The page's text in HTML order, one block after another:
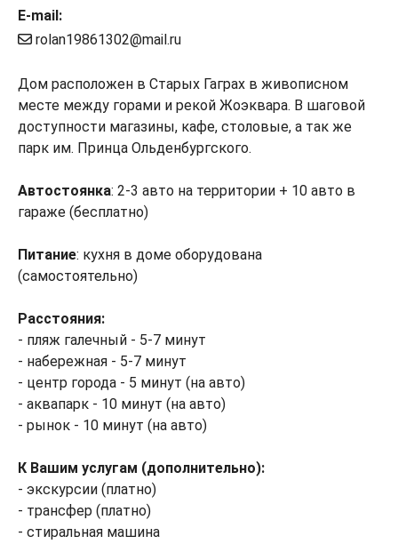
E-mail:
rolan19861302@mail.ru
Дом расположен в Старых Гаграх в живописном
месте между горами и рекой Жоэквара. В шаговой
доступности магазины, кафе, столовые, а так же
парк им. Принца Ольденбургского.
Автостоянка: 2-3 авто на территории + 10 авто в
гараже (бесплатно)
Питание: кухня в доме оборудована
(самостоятельно)
Расстояния:
- пляж галечный - 5-7 минут
- набережная - 5-7 минут
- центр города - 5 минут (на авто)
- аквапарк - 10 минут (на авто)
- рынок - 10 минут (на авто)
К Вашим услугам (дополнительно):
- экскурсии (платно)
- трансфер (платно)
- стиральная машина